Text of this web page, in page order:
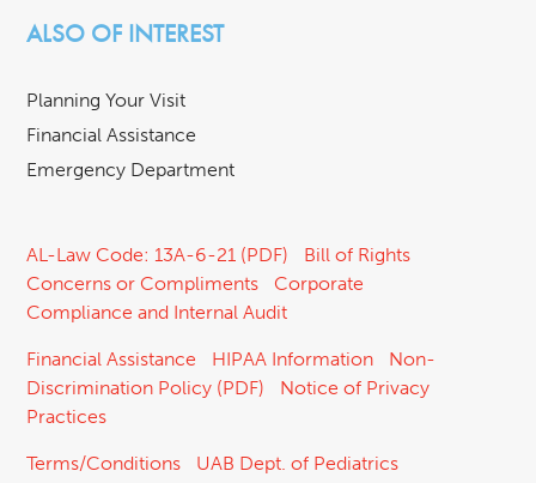
ALSO OF INTEREST
Planning Your Visit
Financial Assistance
Emergency Department
AL-Law Code: 13A-6-21 (PDF)
Bill of Rights
Concerns or Compliments
Corporate
Compliance and Internal Audit
Financial Assistance HIPAA Information
Non-
Discrimination Policy (PDF)
Notice of Privacy
Practices
Terms/Conditions
UAB Dept. of Pediatrics